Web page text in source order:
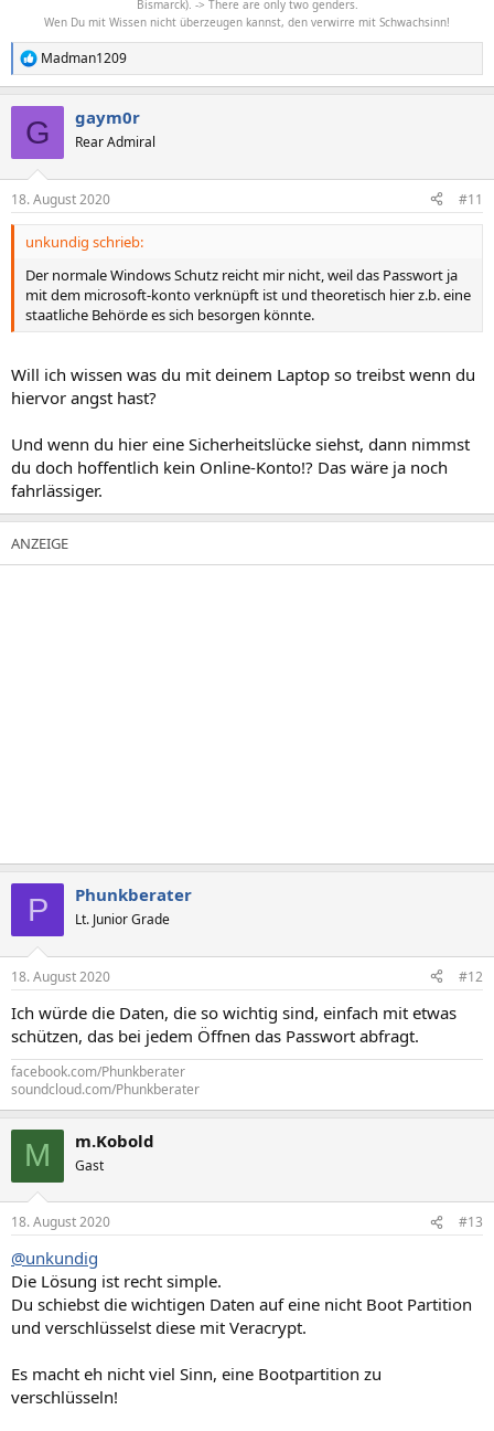
Bismarck). -> There are only two genders.
Wen Du mit Wissen nicht überzeugen kannst, den verwirre mit Schwachsinn!
R
e
e
n
Madman1209
G gaym0r
Rear Admiral
18. August 2020 #11
unkundig schrieb:
Der normale Windows Schutz reicht mir nicht, weil das Passwort ja
mit dem microsoft-konto verknüpft ist und theoretisch hier z.b. eine
staatliche Behörde es sich besorgen könnte.
Will ich wissen was du mit deinem Laptop so treibst wenn du
hiervor angst hast?
Und wenn du hier eine Sicherheitslücke siehst, dann nimmst
du doch hoffentlich kein Online-Konto!? Das wäre ja noch
fahrlässiger.
P Phunkberater
Lt. Junior Grade
18. August 2020 #12
Ich würde die Daten, die so wichtig sind, einfach mit etwas
schützen, das bei jedem Öffnen das Passwort abfragt.
facebook.com/Phunkberater
soundcloud.com/Phunkberater
M m.Kobold
Gast
18. August 2020 #13
@unkundig
Die Lösung ist recht simple.
Du schiebst die wichtigen Daten auf eine nicht Boot Partition
und verschlüsselst diese mit Veracrypt.
Es macht eh nicht viel Sinn, eine Bootpartition zu
verschlüsseln!